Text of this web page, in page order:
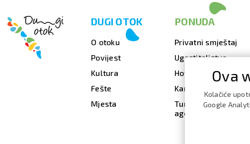
DUGI OTOK
O otoku
Povijest
Kultura
Fešte
Mjesta
PONUDA
Privatni smještaj
Ugostiteljstvo
Hoteli
Kampovi
Turističke
agencije
Ova
Kolačiće
Google